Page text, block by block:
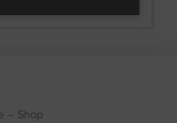
– Shop